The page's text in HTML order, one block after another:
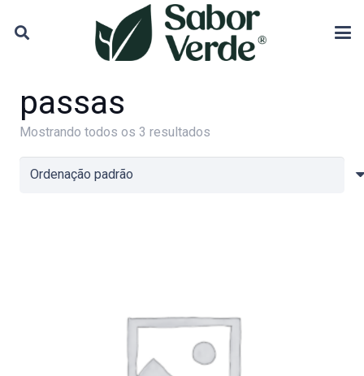
passas
Mostrando todos os 3 resultados